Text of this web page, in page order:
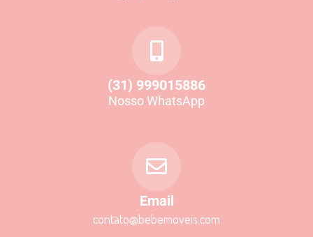
(31) 999015886
Nosso WhatsApp
Email
contato@bebemoveis.com